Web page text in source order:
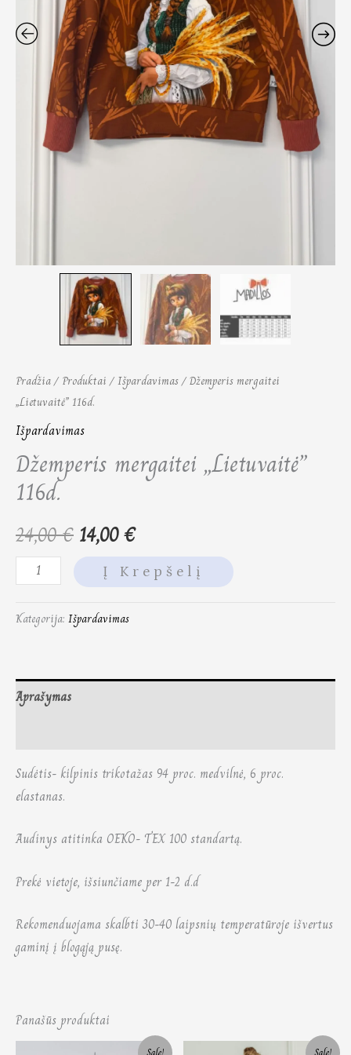
Pradžia/ Produktai/Išpardavimas/ Džemperis mergaitei
„Lietuvaitė” 116d.
Išpardavimas
Džemperis mergaitei „Lietuvaitė”
116d.
24,00€ 14,00€
Į Krepšelį
Kategorija: Išpardavimas
Aprašymas
Sudėtis- kilpinis trikotažas 94 proc. medvilnė, 6 proc.
elastanas.
Audinys atitinka OEKO- TEX 100 standartą.
Prekė vietoje, išsiunčiame per 1-2 d.d
Rekomenduojama skalbti 30-40 laipsnių temperatūroje išvertus
gaminį į blogąją pusę.
Panašūs produktai
Price
OriginalCurrent